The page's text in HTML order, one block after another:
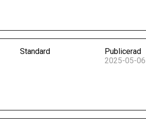
Standard
Publicerad
2025-05-06